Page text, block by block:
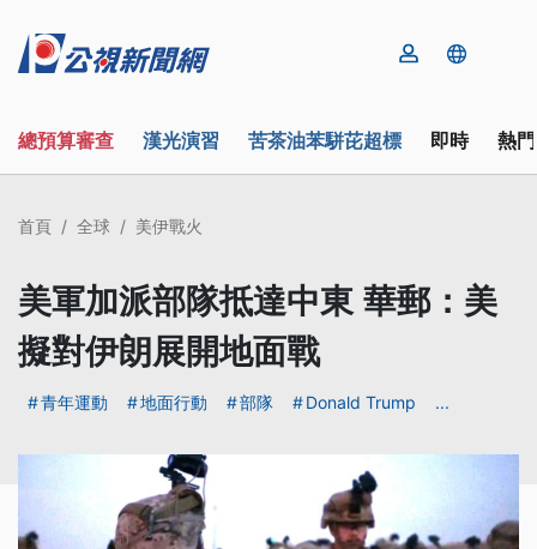
總預算審查 漢光演習 苦茶油苯駢芘超標 即時 熱
首頁 全球 美伊戰火
美軍加派部隊抵達中東 華郵：美
擬對伊朗展開地面戰
青年運動 地面行動 部隊 Donald Trump ...